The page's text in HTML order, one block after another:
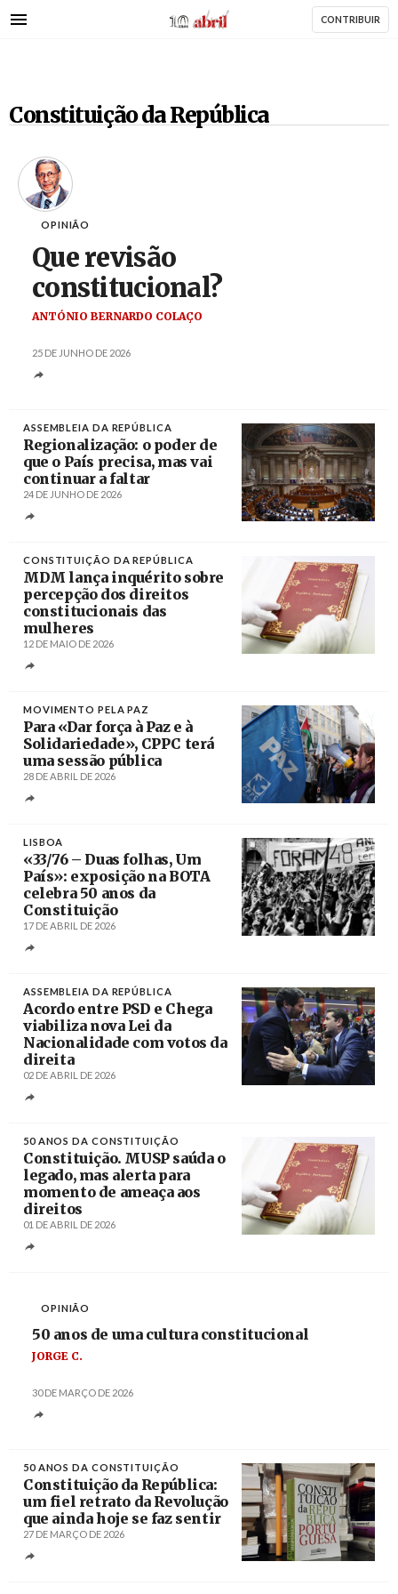
para
AbrilAbril CONTRIBUIR
Constituição da República
OPINIÃO
Que revisão
constitucional?
ANTÓNIO BERNARDO COLAÇO
25 DE JUNHO DE 2026
ASSEMBLEIA DA REPÚBLICA
Regionalização: o poder de
que o País precisa, mas vai
continuar a faltar
24 DE JUNHO DE 2026
CONSTITUIÇÃO DA REPÚBLICA
MDM lança inquérito sobre
percepção dos direitos
constitucionais das
mulheres
12 DE MAIO DE 2026
MOVIMENTO PELA PAZ
Para «Dar força à Paz e à
Solidariedade», CPPC terá
uma sessão pública
28 DE ABRIL DE 2026
LISBOA
«33/76 – Duas folhas, Um
País»: exposição na BOTA
celebra 50 anos da
Constituição
17 DE ABRIL DE 2026
ASSEMBLEIA DA REPÚBLICA
Acordo entre PSD e Chega
viabiliza nova Lei da
Nacionalidade com votos da
direita
02 DE ABRIL DE 2026
50 ANOS DA CONSTITUIÇÃO
Constituição. MUSP saúda o
legado, mas alerta para
momento de ameaça aos
direitos
01 DE ABRIL DE 2026
OPINIÃO
50 anos de uma cultura constitucional
JORGE C.
30 DE MARÇO DE 2026
50 ANOS DA CONSTITUIÇÃO
Constituição da República:
um fiel retrato da Revolução
que ainda hoje se faz sentir
27 DE MARÇO DE 2026